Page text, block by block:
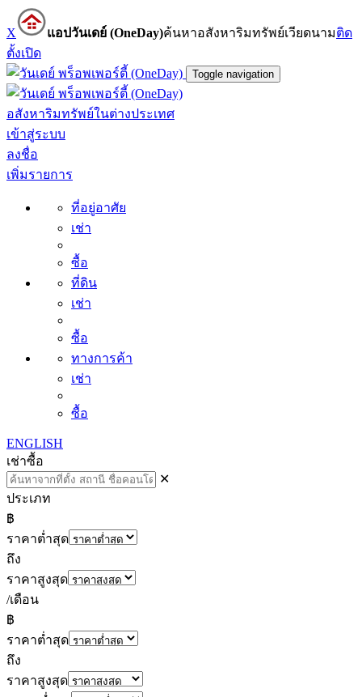
X แอปวันเดย์ (OneDay)ค้นหาอสังหาริมทรัพย์เวียดนามติด
ตั้งเปิด
Toggle navigation
อสังหาริมทรัพย์ในต่างประเทศ
เข้าสู่ระบบ
ลงชื่อ
เพิ่มรายการ
ที่อยู่อาศัย
เช่า
ซื้อ
ที่ดิน
เช่า
ซื้อ
ทางการค้า
เช่า
ซื้อ
ENGLISH
เช่าซื้อ
✕
ประเภท
฿
ราคาต่ำสุด
ถึง
ราคาสูงสุด
/เดือน
฿
ราคาต่ำสุด
ถึง
ราคาสูงสุด